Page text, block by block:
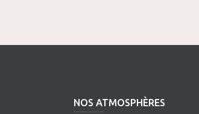
NOS ATMOSPHÈRES